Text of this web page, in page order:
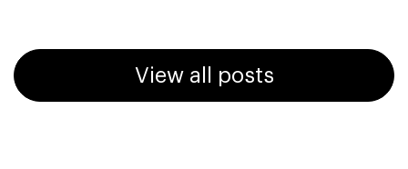
View all posts